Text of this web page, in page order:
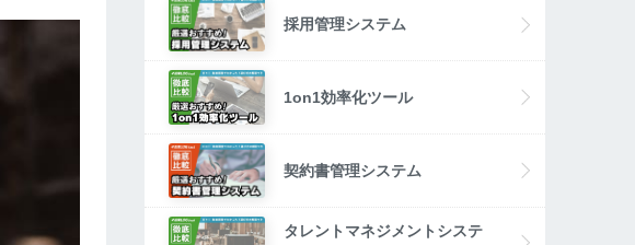
採用管理システム
1on1効率化ツール
契約書管理システム
タレントマネジメントシステ